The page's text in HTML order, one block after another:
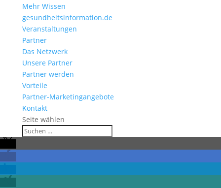
Mehr Wissen
gesundheitsinformation.de
Veranstaltungen
Partner
Das Netzwerk
Unsere Partner
Partner werden
Vorteile
Partner-Marketingangebote
Kontakt
Seite wählen